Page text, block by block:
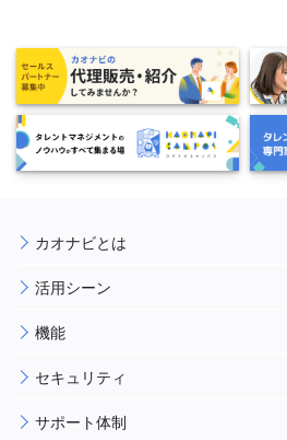
カオナビとは
活用シーン
機能
セキュリティ
サポート体制